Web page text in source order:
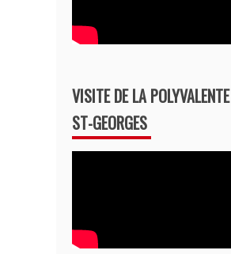
VISITE DE LA POLYVALENTE
ST-GEORGES